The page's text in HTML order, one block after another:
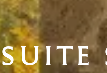
SUITE